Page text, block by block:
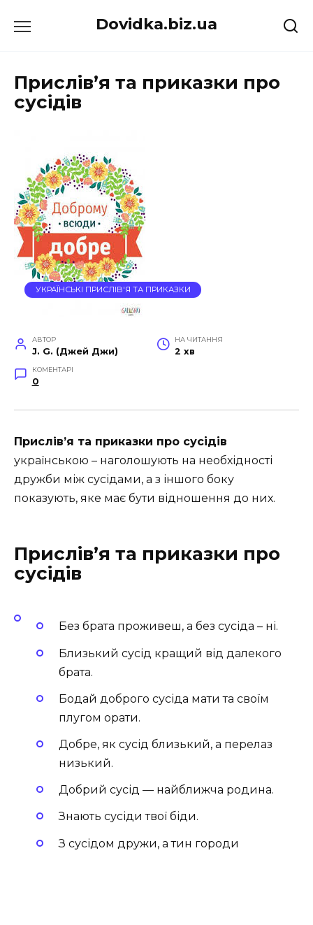
до
Dovidka.biz.ua
Прислiв’я та приказки про
сусідів
УКРАЇНСЬКІ ПРИСЛІВ'Я ТА ПРИКАЗКИ
АВТОР
J. G. (Джей Джи)
НА ЧИТАННЯ
2 хв
КОМЕНТАРІ
0
Прислiв’я та приказки про сусідів
українською – наголошують на необхідності
дружби між сусідами, а з іншого боку
показують, яке має бути відношення до них.
Прислiв’я та приказки про
сусідів
Без брата проживеш, а без сусіда – ні.
Близький сусід кращий від далекого
брата.
Бодай доброго сусіда мати та своїм
плугом орати.
Добре, як сусід близький, а перелаз
низький.
Добрий сусід — найближча родина.
Знають сусіди твої біди.
З сусідом дружи, а тин городи